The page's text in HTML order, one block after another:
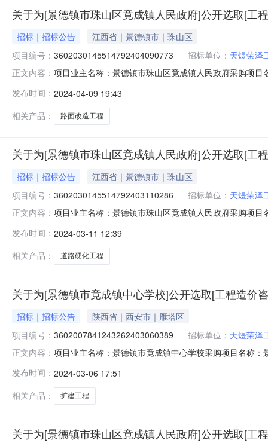
关于为[景德镇市珠山区竟成镇人民政府]公开选取[工
招标｜招标公告
江西省｜景德镇市｜珠山区
项目编号： 3602030145514792404090773 招标单位： 天煜荣泽
正文内容： 项目业主名称：景德镇市珠山区竟成镇人民政府采购项
订合同时间：15（个工作日）合同备案时间：5（个工作
咨询集团有限公司
发布时间： 2024-04-09 19:43
相关产品：
路面改造工程
关于为[景德镇市珠山区竟成镇人民政府]公开选取[工
招标｜招标公告
江西省｜景德镇市｜珠山区
项目编号： 3602030145514792403110286 招标单位： 天煜荣泽
正文内容： 项目业主名称：景德镇市珠山区竟成镇人民政府采购项
工作日）签订合同时间：15（个工作日）合同备案时间
司,大洲设计咨询集团有限公司截止
发布时间： 2024-03-11 12:39
相关产品：
道路硬化工程
关于为[景德镇市竟成镇中心学校]公开选取[工程造价
招标｜招标公告
陕西省｜西安市｜雁塔区
项目编号： 3602007841243262403060389 招标单位： 天煜荣泽
正文内容： 项目业主名称：景德镇市竟成镇中心学校采购项目名称
通知》赣价协（2015）9号文件进行下浮。。服务内容
日）合同备案时间：5
发布时间： 2024-03-06 17:51
相关产品：
扩建工程
关于为[景德镇市珠山区竟成镇人民政府]公开选取[工